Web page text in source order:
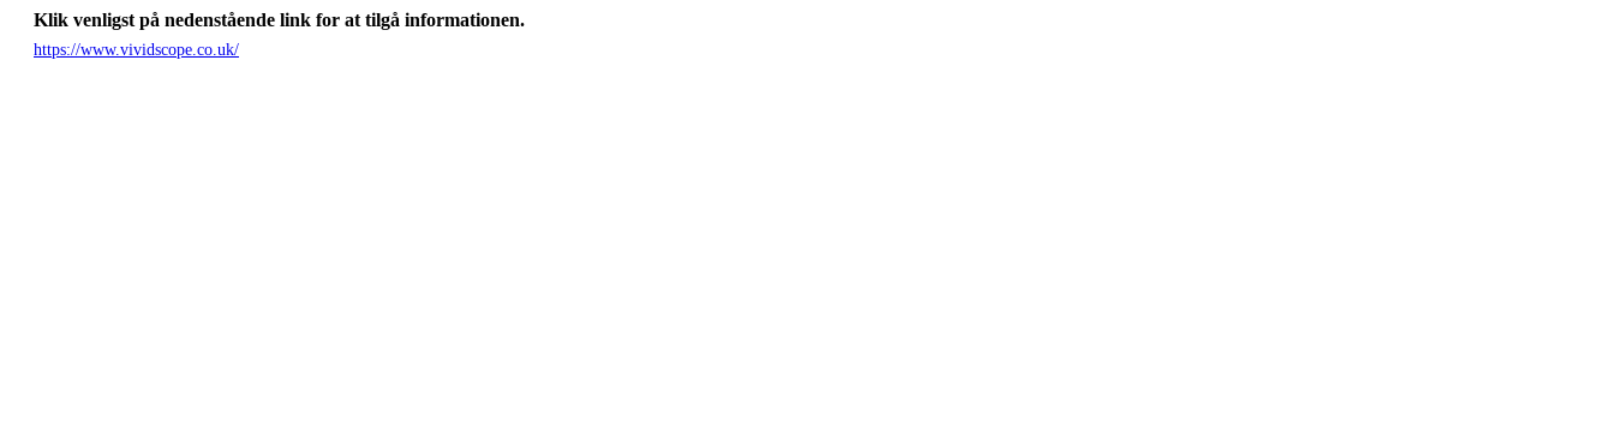
Klik venligst på nedenstående link for at tilgå informationen.
https://www.vividscope.co.uk/